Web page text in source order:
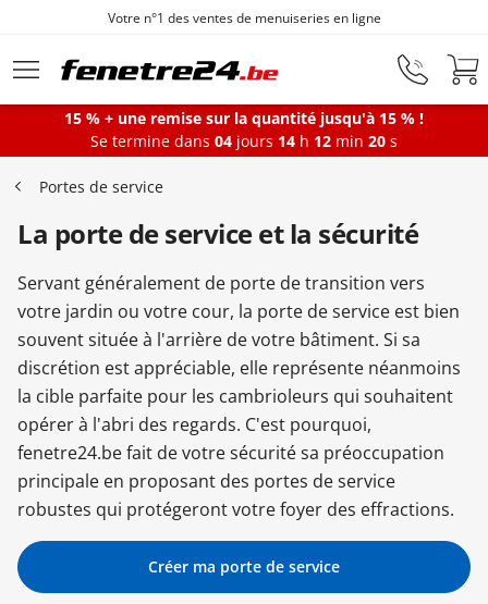
Aller au contenu principal
Votre n°1 des ventes de menuiseries en ligne
Fenêtres
Portes-fenêtres
Baies vitrées
Portes d'entrée
Protections solaires
Garages & Carports
15 % + une remise sur la quantité jusqu'à 15 % !
Se termine dans 04 jours 14 h 12 min 19 s
Portes de service
La porte de service et la sécurité
Servant généralement de porte de transition vers
votre jardin ou votre cour, la porte de service est bien
souvent située à l'arrière de votre bâtiment. Si sa
discrétion est appréciable, elle représente néanmoins
la cible parfaite pour les cambrioleurs qui souhaitent
opérer à l'abri des regards. C'est pourquoi,
fenetre24.be fait de votre sécurité sa préoccupation
principale en proposant des portes de service
robustes qui protégeront votre foyer des effractions.
Créer ma porte de service